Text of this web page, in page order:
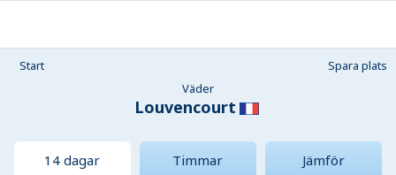
Start
Spara plats
Väder
Louvencourt
14 dagar Timmar Jämför